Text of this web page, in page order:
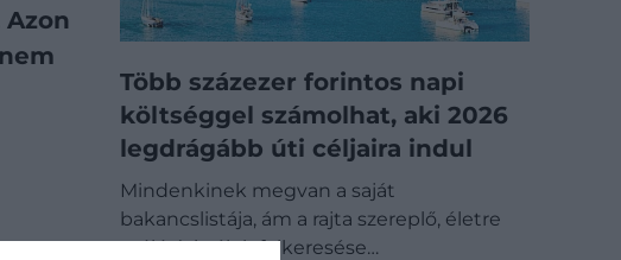
Több százezer forintos napi
költséggel számolhat, aki 2026
legdrágább úti céljaira indul
Mindenkinek megvan a saját
bakancslistája, ám a rajta szereplő, életre
szóló úti célok felkeresése…